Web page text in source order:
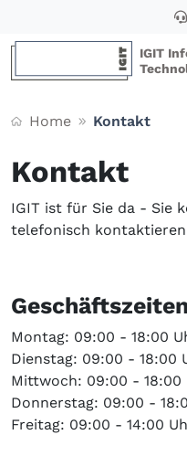
IGIT
Home Kontakt
Kontakt
IGIT ist für Sie da - Sie
telefonisch
Geschäftszeiten
Montag: 09:00 - 18:00
Dienstag: 09:00 - 18:00
Mittwoch: 09:00 - 18:00
Donnerstag: 09:00 -
Freitag: 09:00 - 14:00